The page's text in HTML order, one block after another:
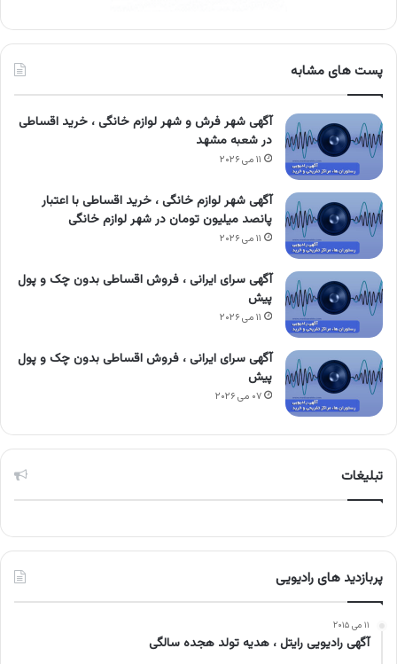
پست های مشابه
آگهی شهر فرش و شهر لوازم خانگی ، خرید اقساطی
در شعبه مشهد
۱۱ می ۲۰۲۶
آگهی شهر لوازم خانگی ، خرید اقساطی با اعتبار
پانصد میلیون تومان در شهر لوازم خانگی
۱۱ می ۲۰۲۶
آگهی سرای ایرانی ، فروش اقساطی بدون چک و پول
پیش
۱۱ می ۲۰۲۶
آگهی سرای ایرانی ، فروش اقساطی بدون چک و پول
پیش
۰۷ می ۲۰۲۶
تبلیغات
پربازدید های رادیویی
۱۱ می ۲۰۱۵
آگهی رادیویی رایتل ، هدیه تولد هجده سالگی